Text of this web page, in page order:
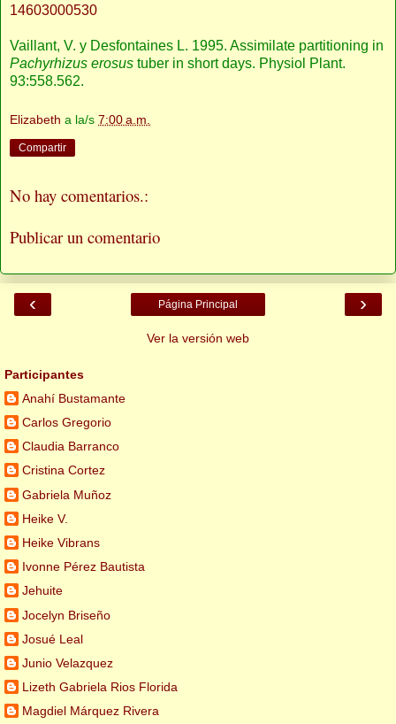
14603000530
Vaillant, V. y Desfontaines L. 1995. Assimilate partitioning in
Pachyrhizus erosus tuber in short days. Physiol Plant.
93:558.562.
Elizabeth a la/s 7:00 a.m.
Compartir
No hay comentarios.:
Publicar un comentario
‹ ›
Página Principal
Ver la versión web
Participantes
Anahí Bustamante
Carlos Gregorio
Claudia Barranco
Cristina Cortez
Gabriela Muñoz
Heike V.
Heike Vibrans
Ivonne Pérez Bautista
Jehuite
Jocelyn Briseño
Josué Leal
Junio Velazquez
Lizeth Gabriela Rios Florida
Magdiel Márquez Rivera